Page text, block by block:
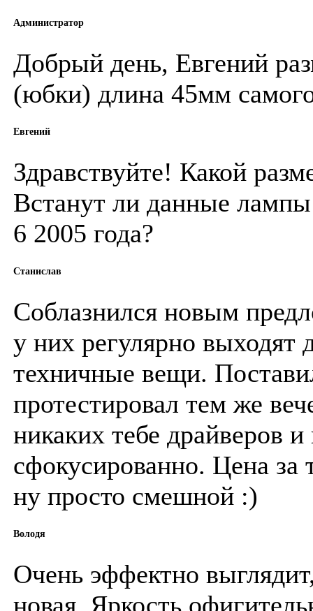
Администратор
Добрый день, Евгений
(юбки) длина 45мм
Евгений
Здравствуйте! Какой
Встанут ли данные лампы
6 2005 года?
Станислав
Соблазнился новым
у них регулярно выходят
техничные вещи.
протестировал тем же
никаких тебе драйверов
сфокусированно. Цена за
ну просто смешной :)
Володя
Очень эффектно
новая. Яркость